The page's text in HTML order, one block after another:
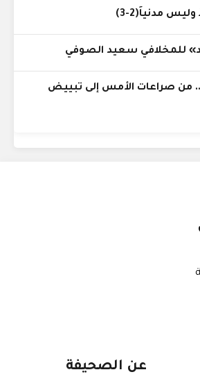
مدنياً(2-3)
للمخلافي سعيد الصوفي
من صراعات الأمس إلى تبييض
عن الصحيفة